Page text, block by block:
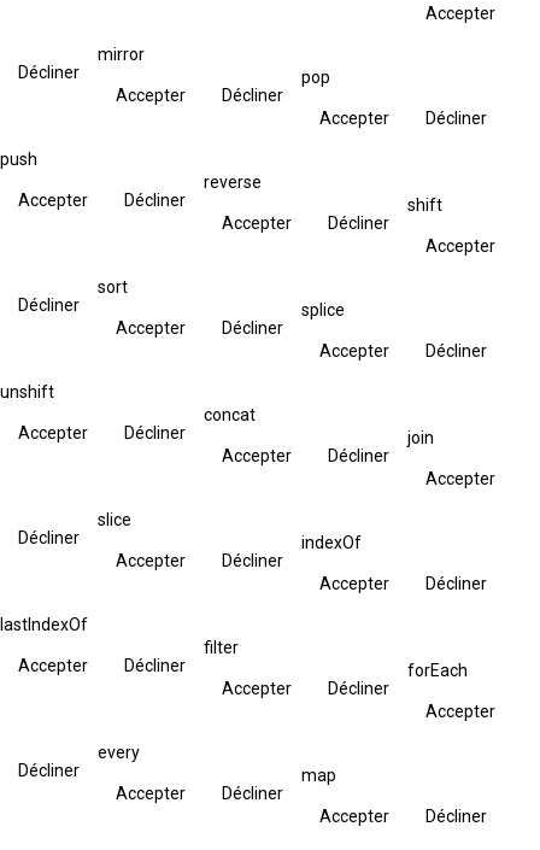
Accepter
Décliner
mirror
Accepter Décliner
pop
Accepter Décliner
push
Accepter Décliner
reverse
Accepter Décliner
shift
Accepter
Décliner
sort
Accepter Décliner
splice
Accepter Décliner
unshift
Accepter Décliner
concat
Accepter Décliner
join
Accepter
Décliner
slice
Accepter Décliner
indexOf
Accepter Décliner
lastIndexOf
Accepter Décliner
filter
Accepter Décliner
forEach
Accepter
Décliner
every
Accepter Décliner
map
Accepter Décliner